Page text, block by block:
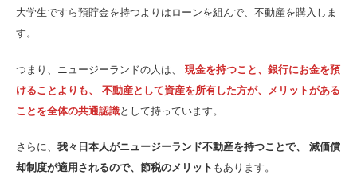
大学生ですら預貯金を持つよりはローンを組んで、不動産を購入しま
す。
つまり、ニュージーランドの人は、 現金を持つこと、銀行にお金を預
けることよりも、 不動産として資産を所有した方が、メリットがある
ことを全体の共通認識として持っています。
さらに、 我々日本人がニュージーランド不動産を持つことで、 減価償
却制度が適用されるので、節税のメリット もあります。